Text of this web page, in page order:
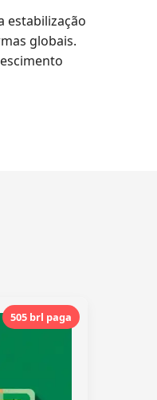
estabilização
globais.
505 brl paga